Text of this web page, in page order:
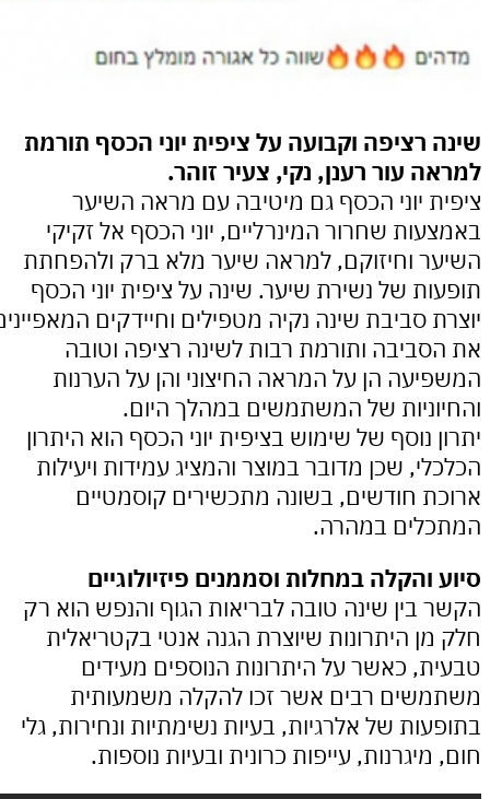
וקבועה על ציפית יוני הכסף תורמת
עור רענן, נקי, צעיר זוהר.
יוני הכסף גם מיטיבה עם מראה השיער
שחרור המינרליים, יוני הכסף אל זקיקי
וחיזוקם, למראה שיער מלא ברק ולהפחתת
של נשירת שיער. שינה על ציפית יוני הכסף
סביבת שינה נקיה מטפילים וחיידקים המאפיינים
ותורמת רבות לשינה רציפה וטובה
הן על המראה החיצוני והן על הערנות
של המשתמשים במהלך היום.
נוסף של שימוש בציפית יוני הכסף הוא היתרון
שכן מדובר במוצר והמציג עמידות ויעילות
חודשים, בשונה מתכשירים קוסמטיים
במהרה.
במחלות וסממנים פיזיולוגיים
שינה טובה לבריאות הגוף והנפש הוא רק
היתרונות שיוצרת הגנה אנטי בקטריאלית
כאשר על היתרונות הנוספים מעידים
רבים אשר זכו להקלה משמעותית
של אלרגיות, בעיות נשימתיות ונחירות, גלי
עייפות כרונית ובעיות נוספות.